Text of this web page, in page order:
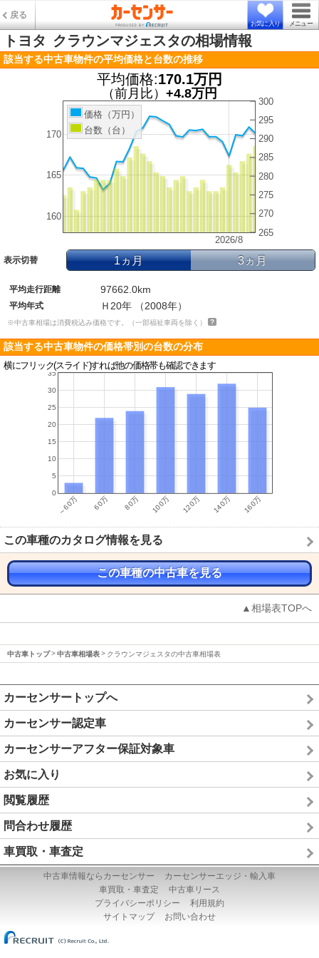
戻る
お気に入り メニュー
トヨタ クラウンマジェスタの相場情報
該当する中古車物件の平均価格と台数の推移
平均価格:170.1万円
（前月比） +4.8万円
2026/8
160
165
170
265
270
275
280
285
290
295
300
価格（万円）
台数（台）
表示切替 1ヵ月 3ヵ月
平均走行距離 97662.0km
平均年式 Ｈ20年 （2008年）
※中古車相場は消費税込み価格です。（一部福祉車両を除く）
該当する中古車物件の価格帯別の台数の分布
横にフリック(スライド)すれば他の価格帯も確認できます
この車種のカタログ情報を見る
この車種の中古車を見る
▲相場表TOPへ
中古車トップ 中古車相場表 クラウンマジェスタの中古車相場表
カーセンサートップへ
カーセンサー認定車
カーセンサーアフター保証対象車
お気に入り
閲覧履歴
問合わせ履歴
車買取・車査定
中古車情報ならカーセンサー
カーセンサーエッジ・輸入車
車買取・車査定
中古車リース
プライバシーポリシー
利用規約
サイトマップ
お問い合わせ